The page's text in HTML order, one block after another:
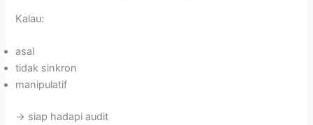
Kalau:
asal
tidak sinkron
manipulatif
→ siap hadapi audit